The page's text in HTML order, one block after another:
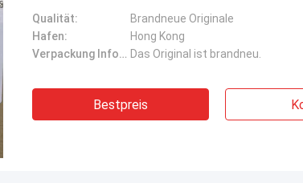
Qualität:
Brandneue Originale
Hafen:
Hong Kong
Verpackung Informationen: Das Original ist brandneu.
Bestpreis